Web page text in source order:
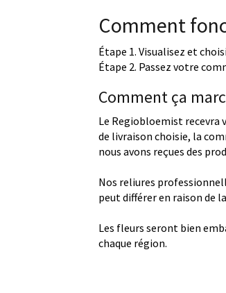
Comment
Étape 1. Visualisez et
Étape 2. Passez votre
Comment ça
Le Regiobloemist
de livraison choisie, la
nous avons reçues des
Nos reliures
peut différer en raison de
Les fleurs seront bien
chaque région.